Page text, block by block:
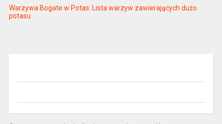
Warzywa Bogate w Potas: Lista warzyw zawierających dużo
potasu